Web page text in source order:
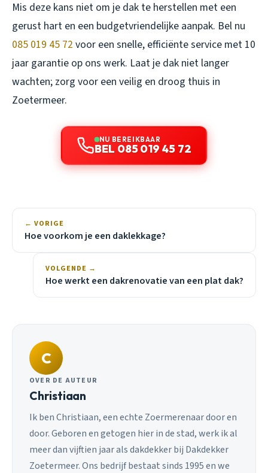
Mis deze kans niet om je dak te herstellen met een
gerust hart en een budgetvriendelijke aanpak. Bel nu
085 019 45 72 voor een snelle, efficiënte service met 10
jaar garantie op ons werk. Laat je dak niet langer
wachten; zorg voor een veilig en droog thuis in
Zoetermeer.
NU BEREIKBAAR
BEL 085 019 45 72
← VORIGE
Hoe voorkom je een daklekkage?
VOLGENDE →
Hoe werkt een dakrenovatie van een plat dak?
C
OVER DE AUTEUR
Christiaan
Ik ben Christiaan, een echte Zoermerenaar door en
door. Geboren en getogen hier in de stad, werk ik al
meer dan vijftien jaar als dakdekker bij Dakdekker
Zoetermeer. Ons bedrijf bestaat sinds 1995 en we